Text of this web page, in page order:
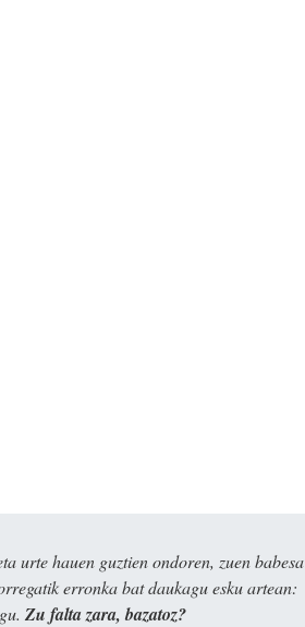
urte hauen guztien ondoren, zuen babesa
erronka bat daukagu esku artean:
Zu falta zara, bazatoz?